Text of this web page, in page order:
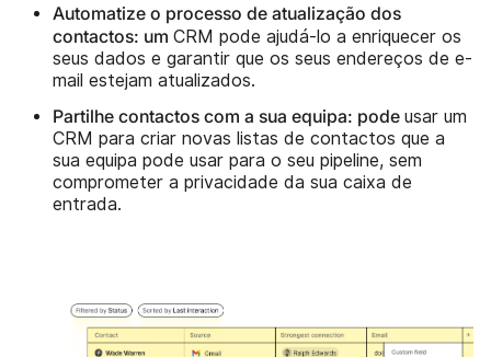
Automatize o processo de atualização dos
contactos: um CRM pode ajudá-lo a enriquecer os
seus dados e garantir que os seus endereços de e-
mail estejam atualizados.
Partilhe contactos com a sua equipa: pode usar um
CRM para criar novas listas de contactos que a
sua equipa pode usar para o seu pipeline, sem
comprometer a privacidade da sua caixa de
entrada.